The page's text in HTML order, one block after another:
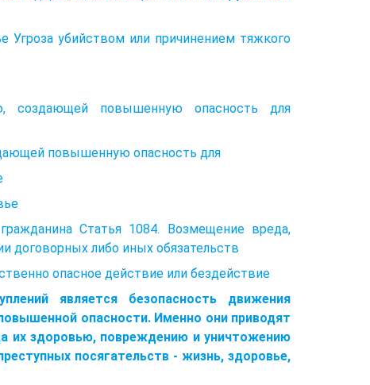
Угроза убийством или причинением тяжкого
создающей повышенную опасность для
повышенную опасность для
Статья 1084. Возмещение вреда,
договорных либо иных обязательств
опасное действие или бездействие
является безопасность движения
опасности. Именно они приводят
их здоровью, повреждению и уничтожению
посягательств - жизнь, здоровье,